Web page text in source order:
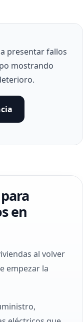
presentar fallos
mostrando
en
al volver
empezar la